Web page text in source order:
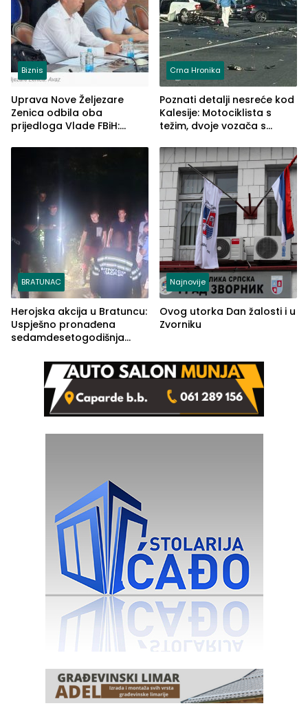
Biznis
Uprava Nove Željezare
Zenica odbila oba
prijedloga Vlade FBiH:
rješenje
Crna Hronika
Poznati detalji nesreće kod
Kalesije: Motociklista s
težim, dvoje vozača s
BRATUNAC
Herojska akcija u Bratuncu:
Uspješno pronađena
sedamdesetogodišnja
Kravice.
Najnovije
Ovog utorka Dan žalosti i u
Zvorniku